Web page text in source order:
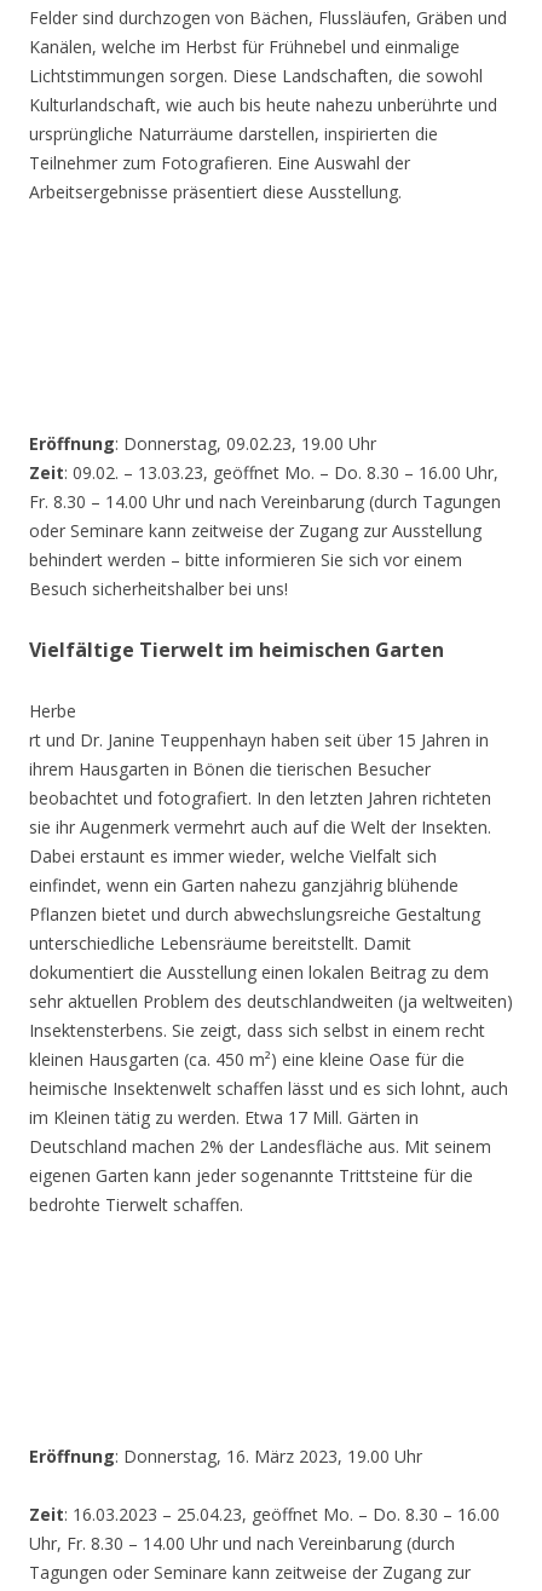
Felder sind durchzogen von Bächen, Flussläufen, Gräben und
Kanälen, welche im Herbst für Frühnebel und einmalige
Lichtstimmungen sorgen. Diese Landschaften, die sowohl
Kulturlandschaft, wie auch bis heute nahezu unberührte und
ursprüngliche Naturräume darstellen, inspirierten die
Teilnehmer zum Fotografieren. Eine Auswahl der
Arbeitsergebnisse präsentiert diese Ausstellung.
Eröffnung: Donnerstag, 09.02.23, 19.00 Uhr
Zeit: 09.02. – 13.03.23, geöffnet Mo. – Do. 8.30 – 16.00 Uhr,
Fr. 8.30 – 14.00 Uhr und nach Vereinbarung (durch Tagungen
oder Seminare kann zeitweise der Zugang zur Ausstellung
behindert werden – bitte informieren Sie sich vor einem
Besuch sicherheitshalber bei uns!
Vielfältige Tierwelt im heimischen Garten
Herbe
rt und Dr. Janine Teuppenhayn haben seit über 15 Jahren in
ihrem Hausgarten in Bönen die tierischen Besucher
beobachtet und fotografiert. In den letzten Jahren richteten
sie ihr Augenmerk vermehrt auch auf die Welt der Insekten.
Dabei erstaunt es immer wieder, welche Vielfalt sich
einfindet, wenn ein Garten nahezu ganzjährig blühende
Pflanzen bietet und durch abwechslungsreiche Gestaltung
unterschiedliche Lebensräume bereitstellt. Damit
dokumentiert die Ausstellung einen lokalen Beitrag zu dem
sehr aktuellen Problem des deutschlandweiten (ja weltweiten)
Insektensterbens. Sie zeigt, dass sich selbst in einem recht
kleinen Hausgarten (ca. 450 m²) eine kleine Oase für die
heimische Insektenwelt schaffen lässt und es sich lohnt, auch
im Kleinen tätig zu werden. Etwa 17 Mill. Gärten in
Deutschland machen 2% der Landesfläche aus. Mit seinem
eigenen Garten kann jeder sogenannte Trittsteine für die
bedrohte Tierwelt schaffen.
Eröffnung: Donnerstag, 16. März 2023, 19.00 Uhr
Zeit: 16.03.2023 – 25.04.23, geöffnet Mo. – Do. 8.30 – 16.00
Uhr, Fr. 8.30 – 14.00 Uhr und nach Vereinbarung (durch
Tagungen oder Seminare kann zeitweise der Zugang zur